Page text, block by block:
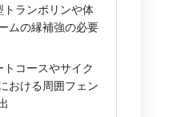
ランポリンや体
ムの縁補強の必要
トコースやサイク
おける周囲フェン